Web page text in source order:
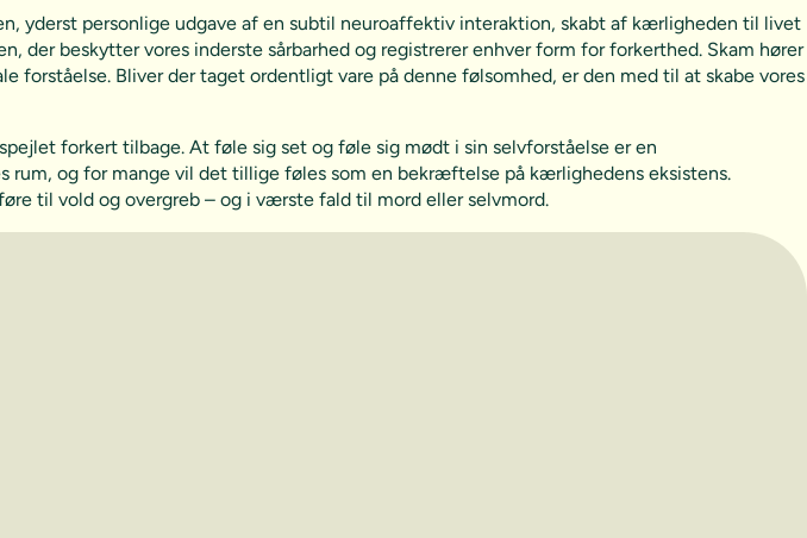
yderst personlige udgave af en subtil neuroaffektiv interaktion, skabt af kærligheden til livet
beskytter vores inderste sårbarhed og registrerer enhver form for forkerthed. Skam hører
forståelse. Bliver der taget ordentligt vare på denne følsomhed, er den med til at skabe vores
forkert tilbage. At føle sig set og føle sig mødt i sin selvforståelse er en
og for mange vil det tillige føles som en bekræftelse på kærlighedens eksistens.
til vold og overgreb – og i værste fald til mord eller selvmord.